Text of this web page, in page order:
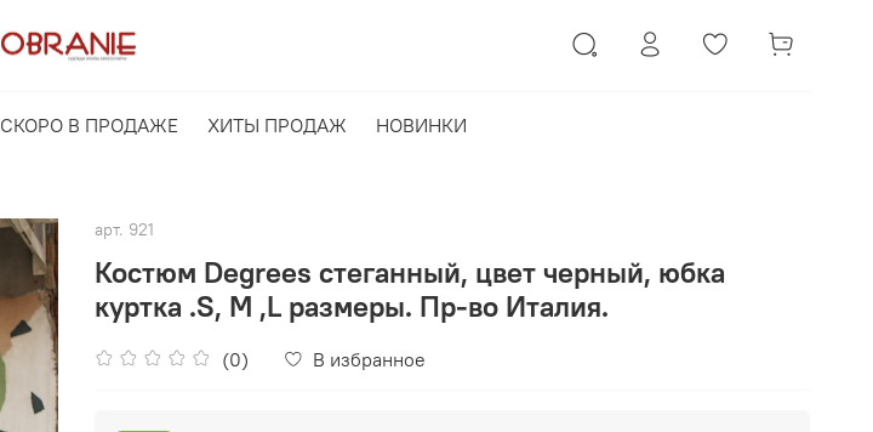
СКОРО В ПРОДАЖЕ ХИТЫ ПРОДАЖ НОВИНКИ
арт. 921
Костюм Degrees стеганный, цвет черный, юбка
куртка .S, M ,L размеры. Пр-во Италия.
(0) В избранное